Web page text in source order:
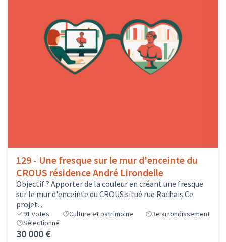
129 - Une fresque sur le mur d'enceinte du
CROUS résidence André Lirondelle
Objectif ? Apporter de la couleur en créant une fresque
sur le mur d'enceinte du CROUS situé rue Rachais.Ce
projet...
91 votes Culture et patrimoine
3e arrondissement
Sélectionné
30 000 €